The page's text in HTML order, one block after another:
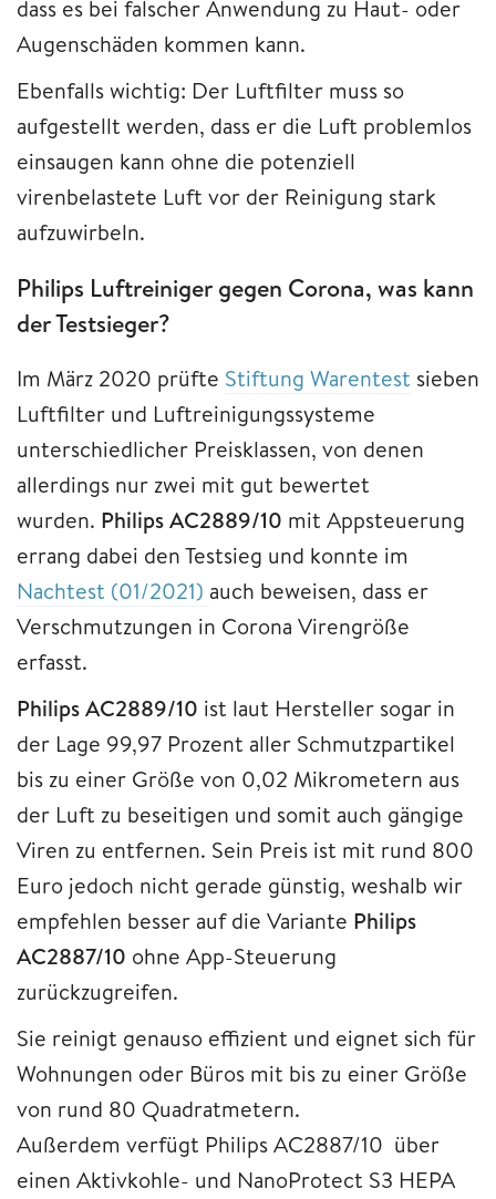
dass es bei falscher Anwendung zu Haut- oder
Augenschäden kommen kann.
Ebenfalls wichtig: Der Luftfilter muss so
aufgestellt werden, dass er die Luft problemlos
einsaugen kann ohne die potenziell
virenbelastete Luft vor der Reinigung stark
aufzuwirbeln.
Philips Luftreiniger gegen Corona, was kann
der Testsieger?
Im März 2020 prüfte Stiftung Warentest sieben
Luftfilter und Luftreinigungssysteme
unterschiedlicher Preisklassen, von denen
allerdings nur zwei mit gut bewertet
wurden. Philips AC2889/10 mit Appsteuerung
errang dabei den Testsieg und konnte im
Nachtest (01/2021) auch beweisen, dass er
Verschmutzungen in Corona Virengröße
erfasst.
Philips AC2889/10 ist laut Hersteller sogar in
der Lage 99,97 Prozent aller Schmutzpartikel
bis zu einer Größe von 0,02 Mikrometern aus
der Luft zu beseitigen und somit auch gängige
Viren zu entfernen. Sein Preis ist mit rund 800
Euro jedoch nicht gerade günstig, weshalb wir
empfehlen besser auf die Variante Philips
AC2887/10 ohne App-Steuerung
zurückzugreifen.
Sie reinigt genauso effizient und eignet sich für
Wohnungen oder Büros mit bis zu einer Größe
von rund 80 Quadratmetern.
Außerdem verfügt Philips AC2887/10 über
einen Aktivkohle- und NanoProtect S3 HEPA